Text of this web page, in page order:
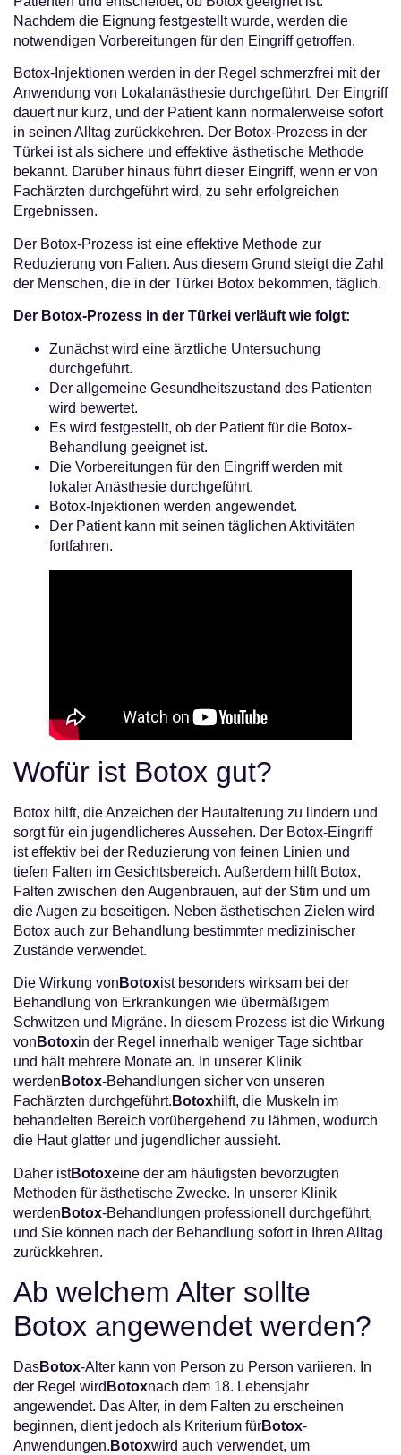
Nachdem die Eignung festgestellt wurde, werden die
notwendigen Vorbereitungen für den Eingriff getroffen.
Botox-Injektionen werden in der Regel schmerzfrei mit der
Anwendung von Lokalanästhesie durchgeführt. Der Eingriff
dauert nur kurz, und der Patient kann normalerweise sofort
in seinen Alltag zurückkehren. Der Botox-Prozess in der
Türkei ist als sichere und effektive ästhetische Methode
bekannt. Darüber hinaus führt dieser Eingriff, wenn er von
Fachärzten durchgeführt wird, zu sehr erfolgreichen
Ergebnissen.
Der Botox-Prozess ist eine effektive Methode zur
Reduzierung von Falten. Aus diesem Grund steigt die Zahl
der Menschen, die in der Türkei Botox bekommen, täglich.
Der Botox-Prozess in der Türkei verläuft wie folgt:
Zunächst wird eine ärztliche Untersuchung
durchgeführt.
Der allgemeine Gesundheitszustand des Patienten
wird bewertet.
Es wird festgestellt, ob der Patient für die Botox-
Behandlung geeignet ist.
Die Vorbereitungen für den Eingriff werden mit
lokaler Anästhesie durchgeführt.
Botox-Injektionen werden angewendet.
Der Patient kann mit seinen täglichen Aktivitäten
fortfahren.
Wofür ist Botox gut?
Botox hilft, die Anzeichen der Hautalterung zu lindern und
sorgt für ein jugendlicheres Aussehen. Der Botox-Eingriff
ist effektiv bei der Reduzierung von feinen Linien und
tiefen Falten im Gesichtsbereich. Außerdem hilft Botox,
Falten zwischen den Augenbrauen, auf der Stirn und um
die Augen zu beseitigen. Neben ästhetischen Zielen wird
Botox auch zur Behandlung bestimmter medizinischer
Zustände verwendet.
Die Wirkung von Botoxist besonders wirksam bei der
Behandlung von Erkrankungen wie übermäßigem
Schwitzen und Migräne. In diesem Prozess ist die Wirkung
von Botoxin der Regel innerhalb weniger Tage sichtbar
und hält mehrere Monate an. In unserer Klinik
werden Botox-Behandlungen sicher von unseren
Fachärzten durchgeführt. Botoxhilft, die Muskeln im
behandelten Bereich vorübergehend zu lähmen, wodurch
die Haut glatter und jugendlicher aussieht.
Daher istBotoxeine der am häufigsten bevorzugten
Methoden für ästhetische Zwecke. In unserer Klinik
werden Botox-Behandlungen professionell durchgeführt,
und Sie können nach der Behandlung sofort in Ihren Alltag
zurückkehren.
Ab welchem Alter sollte
Botox angewendet werden?
DasBotox-Alter kann von Person zu Person variieren. In
der Regel wird Botoxnach dem 18. Lebensjahr
angewendet. Das Alter, in dem Falten zu erscheinen
beginnen, dient jedoch als Kriterium fürBotox-
Anwendungen. Botoxwird auch verwendet, um